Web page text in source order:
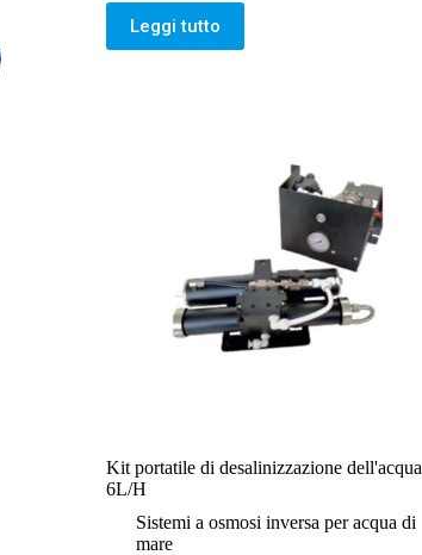
Leggi tutto
Kit portatile di desalinizzazione dell'acqua
6L/H
Sistemi a osmosi inversa per acqua di
mare